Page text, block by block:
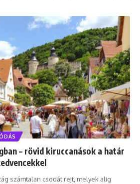
– rövid kiruccanások a határ
számtalan csodát rejt, melyek alig